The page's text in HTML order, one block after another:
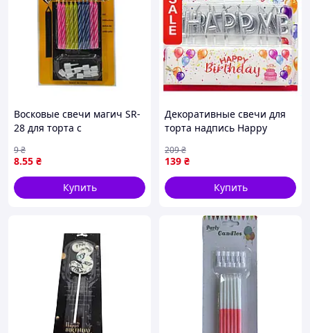
Восковые свечи магич SR-
28 для торта с
подставками
8.55 ₴
9₴
Купить
Декоративные свечи для
торта надпись Happy
праздничный аксессуар на
день рождения
139 ₴
209₴
Купить